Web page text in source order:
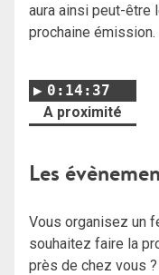
aura ainsi peut-être
prochaine émission.
0:14:37
A proximité
Les
Vous organisez un
souhaitez faire la
près de chez vous